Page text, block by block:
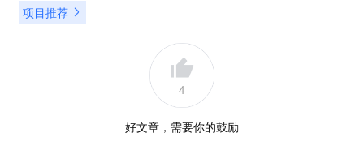
项目推荐
4
好文章，需要你的鼓励